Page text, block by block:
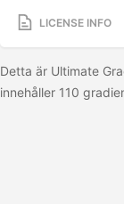
LICENSE INFO
Detta är Ultimate
innehåller 110